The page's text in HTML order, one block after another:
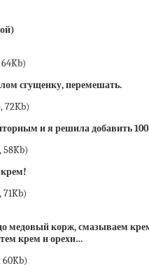
сгущенку, перемешать.
и я решила добавить
медовый корж, смазываем
крем и орехи…